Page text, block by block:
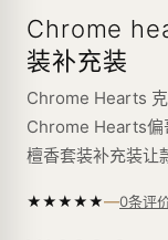
Chrome
装补充装
Chrome Hearts
Chrome Hearts偏
檀香套装补充装让
★★★★★—0条评